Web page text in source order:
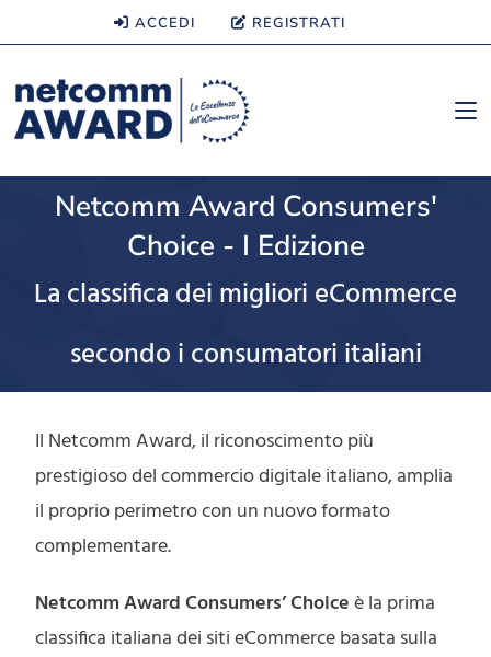
ACCEDI REGISTRATI
Netcomm Award Consumers'
Choice - I Edizione
La classifica dei migliori eCommerce
secondo i consumatori italiani
Il Netcomm Award, il riconoscimento più
prestigioso del commercio digitale italiano, amplia
il proprio perimetro con un nuovo formato
complementare.
Netcomm Award Consumers’ Choiceè la prima
classifica italiana dei siti eCommerce basata sulla